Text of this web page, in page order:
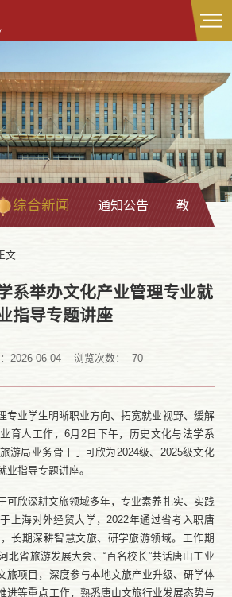
综合新闻 通知公告 教学科研
文
系举办文化产业管理专业就
指导专题讲座
2026-06-04 浏览次数： 70
专业学生明晰职业方向、拓宽就业视野、缓解
育人工作，6月2日下午，历史文化与法学系
游局业务骨干于可欣为2024级、2025级文化
业指导专题讲座。
可欣深耕文旅领域多年，专业素养扎实、实践
上海对外经贸大学，2022年通过省考入职唐
长期深耕智慧文旅、研学旅游领域。工作期
北省旅游发展大会、“百名校长”共话唐山工业
旅项目，深度参与本地文旅产业升级、研学体
进等重点工作，熟悉唐山文旅行业发展态势与